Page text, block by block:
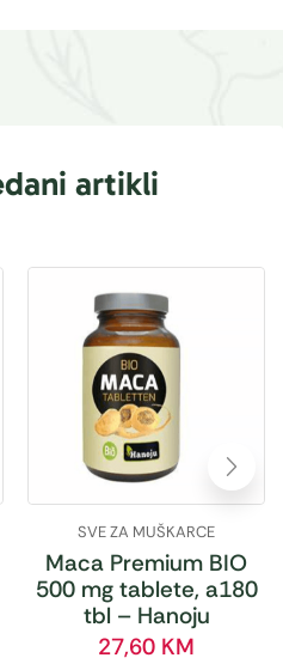
artikli
SVE ZA MUŠKARCE
Maca Premium BIO
500 mg tablete, a180
tbl – Hanoju
27,60 KM